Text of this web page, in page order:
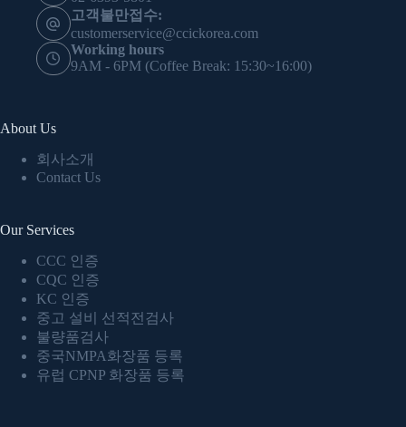
고객불만접수:
customerservice@ccickorea.com
Working hours
9AM - 6PM (Coffee Break: 15:30~16:00)
About Us
회사소개
Contact Us
Our Services
CCC 인증
CQC 인증
KC 인증
중고 설비 선적전검사
불량품검사
중국NMPA화장품 등록
유럽 CPNP 화장품 등록